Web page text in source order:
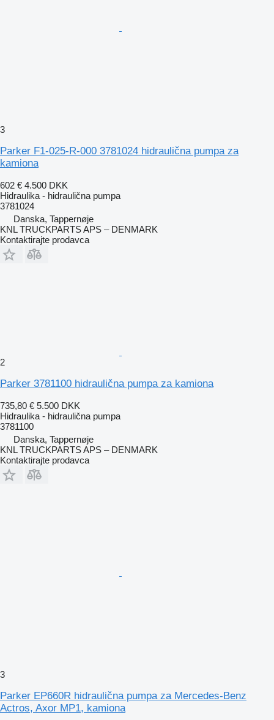
3
Parker F1-025-R-000 3781024 hidraulična pumpa za
kamiona
602 € 4.500 DKK
Hidraulika - hidraulična pumpa
3781024
Danska, Tappernøje
KNL TRUCKPARTS APS – DENMARK
Kontaktirajte prodavca
2
Parker 3781100 hidraulična pumpa za kamiona
735,80 € 5.500 DKK
Hidraulika - hidraulična pumpa
3781100
Danska, Tappernøje
KNL TRUCKPARTS APS – DENMARK
Kontaktirajte prodavca
3
Parker EP660R hidraulična pumpa za Mercedes-Benz
Actros, Axor MP1, kamiona